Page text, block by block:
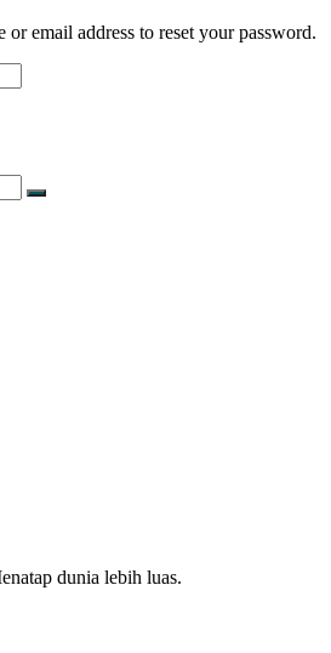
or email address to reset your password.
dunia lebih luas.